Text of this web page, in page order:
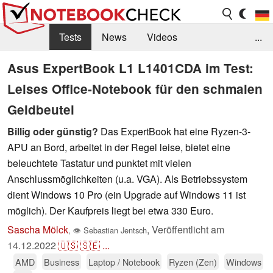
Tests News
Videos
Benchmarks & Tech
Externe Tests
Kaufberatung
Deals Suche
Jobs
Forum
...
Asus ExpertBook L1 L1401CDA im Test:
Leises Office-Notebook für den schmalen
Geldbeutel
Billig oder günstig? Das ExpertBook hat eine Ryzen-3-
APU an Bord, arbeitet in der Regel leise, bietet eine
beleuchtete Tastatur und punktet mit vielen
Anschlussmöglichkeiten (u.a. VGA). Als Betriebssystem
dient Windows 10 Pro (ein Upgrade auf Windows 11 ist
möglich). Der Kaufpreis liegt bei etwa 330 Euro.
Sascha Mölck, 👁 Sebastian Jentsch, Veröffentlicht am
14.12.2022 🇺🇸🇸🇪 ...
AMD Business Laptop / Notebook Ryzen (Zen)
Windows